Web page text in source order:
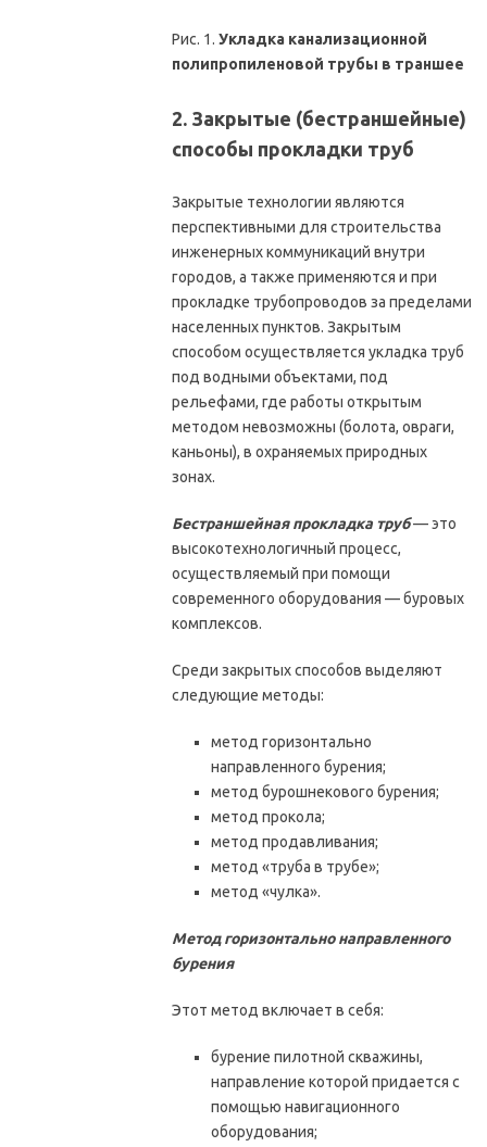
Рис. 1. Укладка канализационной
полипропиленовой трубы в траншее
2. Закрытые (бестраншейные)
способы прокладки труб
Закрытые технологии являются
перспективными для строительства
инженерных коммуникаций внутри
городов, а также применяются и при
прокладке трубопроводов за пределами
населенных пунктов. Закрытым
способом осуществляется укладка труб
под водными объектами, под
рельефами, где работы открытым
методом невозможны (болота, овраги,
каньоны), в охраняемых природных
зонах.
Бестраншейная прокладка труб— это
высокотехнологичный процесс,
осуществляемый при помощи
современного оборудования — буровых
комплексов.
Среди закрытых способов выделяют
следующие методы:
метод горизонтально
направленного бурения;
метод бурошнекового бурения;
метод прокола;
метод продавливания;
метод «труба в трубе»;
метод «чулка».
Метод горизонтально направленного
бурения
Этот метод включает в себя:
бурение пилотной скважины,
направление которой придается с
помощью навигационного
оборудования;